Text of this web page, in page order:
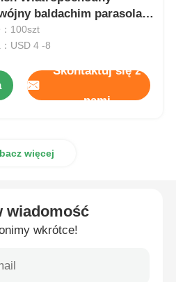
parasolki
baldachim parasola 2
100szt
USD 4 -8
Skontaktuj się z
nami
więcej
wiadomość
wkrótce!